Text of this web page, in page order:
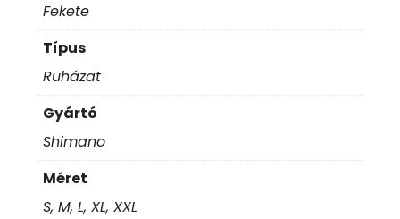
Fekete
Típus
Ruházat
Gyártó
Shimano
Méret
S, M, L, XL, XXL